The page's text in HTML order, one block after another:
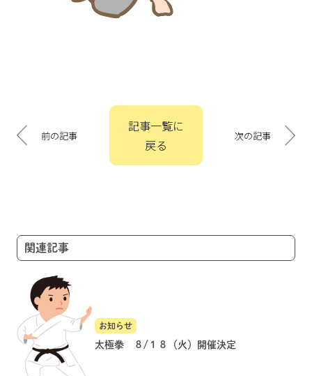
稿
ナ
ョ
ン
前の記事
記事一覧に
戻る
次の記事
関連記事
お知らせ
太極拳 ８/１８（火）開催決定